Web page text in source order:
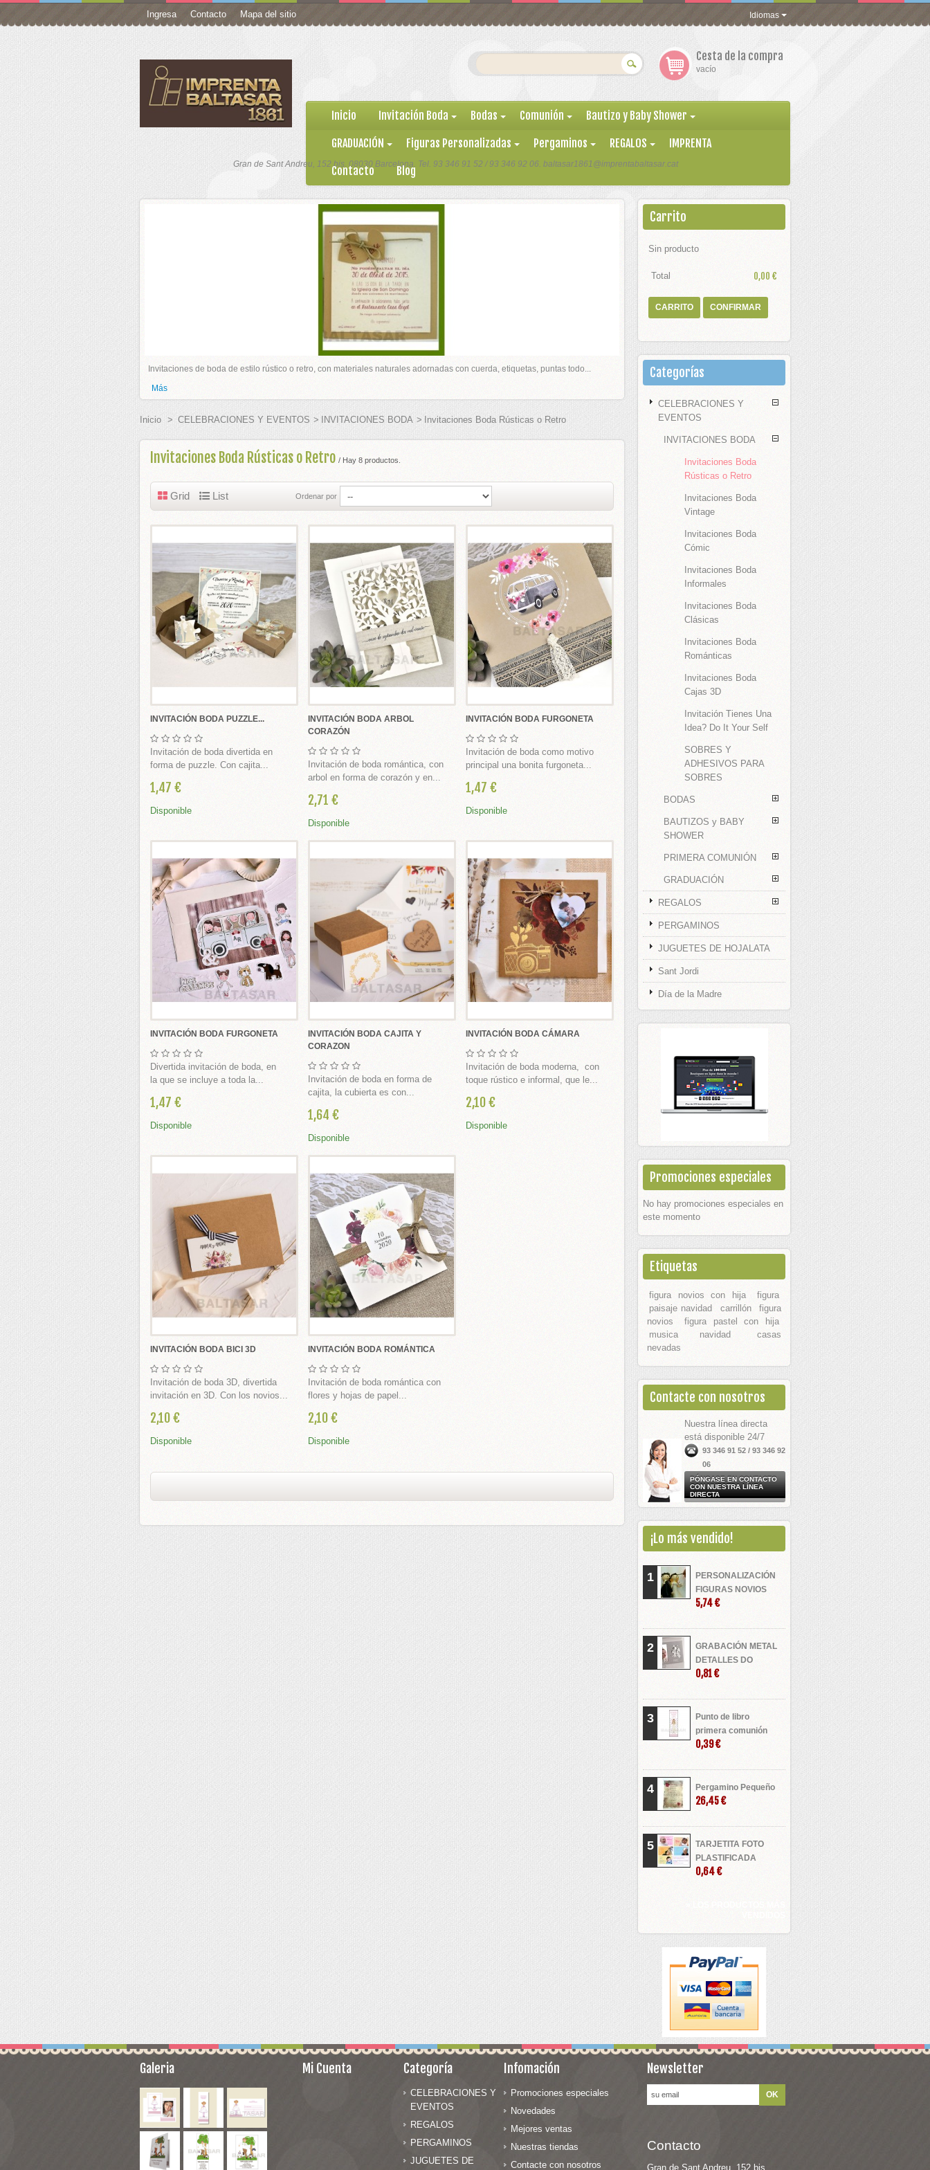
Idiomas
Ingresa Contacto Mapa del sitio
Gran de Sant Andreu, 152 bis. 08030 Barcelona. Tel. 93 346 91 52 / 93 346 92 06. baltasar1861@imprentabaltasar.cat
Cesta de la compra
vacío
Inicio Invitación Boda Bodas Comunión
Bautizo y Baby Shower
GRADUACIÓN
Figuras Personalizadas Pergaminos REGALOS
IMPRENTA
Contacto
Blog
Invitaciones de boda de estilo rústico o retro, con materiales naturales adornadas con cuerda, etiquetas, puntas todo...
Más
Inicio > CELEBRACIONES Y EVENTOS > INVITACIONES BODA > Invitaciones Boda Rústicas o Retro
Invitaciones Boda Rústicas o Retro / Hay 8 productos.
Grid List Ordenar por
INVITACIÓN BODA PUZZLE...
Invitación de boda divertida en
forma de puzzle. Con cajita...
1,47 €
Disponible
INVITACIÓN BODA ARBOL
CORAZÓN
Invitación de boda romántica, con
arbol en forma de corazón y en...
2,71 €
Disponible
INVITACIÓN BODA FURGONETA
Invitación de boda como motivo
principal una bonita furgoneta...
1,47 €
Disponible
INVITACIÓN BODA FURGONETA
Divertida invitación de boda, en
la que se incluye a toda la...
1,47 €
Disponible
INVITACIÓN BODA CAJITA Y
CORAZON
Invitación de boda en forma de
cajita, la cubierta es con...
1,64 €
Disponible
INVITACIÓN BODA CÁMARA
Invitación de boda moderna, con
toque rústico e informal, que le...
2,10 €
Disponible
INVITACIÓN BODA BICI 3D
Invitación de boda 3D, divertida
invitación en 3D. Con los novios...
2,10 €
Disponible
INVITACIÓN BODA ROMÁNTICA
Invitación de boda romántica con
flores y hojas de papel...
2,10 €
Disponible
Carrito
Sin producto
0,00 €
Total
CARRITO CONFIRMAR
Categorías
CELEBRACIONES Y
EVENTOS
INVITACIONES BODA
Invitaciones Boda
Rústicas o Retro
Invitaciones Boda
Vintage
Invitaciones Boda
Cómic
Invitaciones Boda
Informales
Invitaciones Boda
Clásicas
Invitaciones Boda
Románticas
Invitaciones Boda
Cajas 3D
Invitación Tienes Una
Idea? Do It Your Self
SOBRES Y
ADHESIVOS PARA
SOBRES
BODAS
BAUTIZOS y BABY
SHOWER
PRIMERA COMUNIÓN
GRADUACIÓN
REGALOS
PERGAMINOS
JUGUETES DE HOJALATA
Sant Jordi
Día de la Madre
Promociones especiales
No hay promociones especiales en
este momento
Etiquetas
figura novios con hija
figura
paisaje navidad
carrillón
figura
novios
figura pastel con hija
musica navidad
casas
nevadas
Contacte con nosotros
Nuestra línea directa
está disponible 24/7
93 346 91 52 / 93 346 92
06
PÓNGASE EN CONTACTO
CON NUESTRA LÍNEA
DIRECTA
¡Lo más vendido!
1
PERSONALIZACIÓN
FIGURAS NOVIOS
5,74 €
2
GRABACIÓN METAL
DETALLES DO
0,81 €
3
Punto de libro
primera comunión
0,39 €
4 Pergamino Pequeño
26,45 €
5
TARJETITA FOTO
PLASTIFICADA
0,64 €
Galeria Mi Cuenta Categoría
CELEBRACIONES Y
EVENTOS
REGALOS
PERGAMINOS
JUGUETES DE
Infomación
Promociones especiales
Novedades
Mejores ventas
Nuestras tiendas
Contacte con nosotros
Newsletter
Contacto
Gran de Sant Andreu, 152 bis
PARA ANILLOS BODA
BAUTIZO